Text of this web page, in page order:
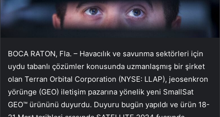
BOCA RATON, Fla. – Havacılık ve savunma sektörleri için
uydu tabanlı çözümler konusunda uzmanlaşmış bir şirket
olan Terran Orbital Corporation (NYSE: LLAP), jeosenkron
yörünge (GEO) iletişim pazarına yönelik yeni SmallSat
GEO™ ürününü duyurdu. Duyuru bugün yapıldı ve ürün 18-